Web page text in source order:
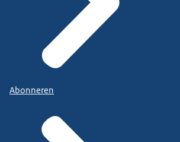
Abonneren